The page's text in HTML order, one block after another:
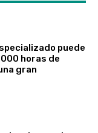
puede
horas de
gran